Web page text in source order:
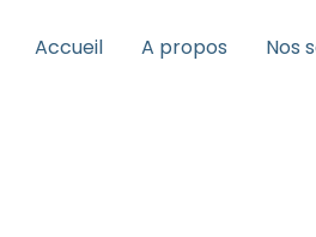
Accueil A propos Nos